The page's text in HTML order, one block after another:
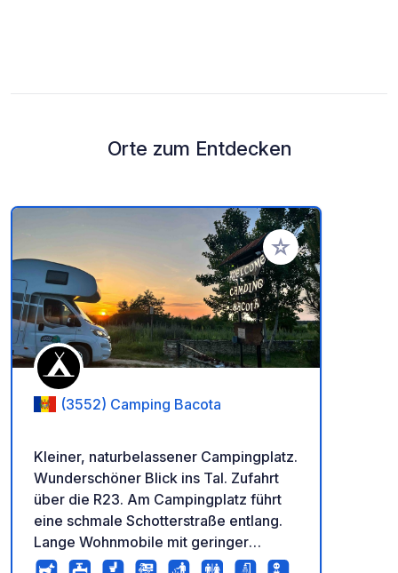
Orte zum Entdecken
Zu Ihren Favoriten
(3552) Camping Bacota
Kleiner, naturbelassener Campingplatz.
Wunderschöner Blick ins Tal. Zufahrt
über die R23. Am Campingplatz führt
eine schmale Schotterstraße entlang.
Lange Wohnmobile mit geringer
Bodenfreiheit könnten bei Nässe